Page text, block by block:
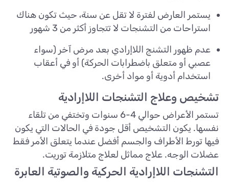
يستمر العارض لفترة لا تقل عن سنة، حيث تكون هناك
استراحات من التشنجات لا تتجاوز أكثر من 3 شهور
عدم ظهور التشنج اللاإرادي بعد مرض آخر (سواء
عصبي أو متعلق باضطرابات الحركة) أو في أعقاب
استخدام أدوية أو مواد أخرى.
تشخيص وعلاج التشنجات اللاإرادية
تستمر الأعراض حوالي 4-6 سنوات وتختفي من تلقاء
نفسها. يكون التشخيص أقل جودة في الحالات التي يكون
فيها تورط الأطراف والجسم أفضل عندما يتعلق الأمر فقط
عضلات الوجه. علاج مماثل لعلاج متلازمة توريت.
التشنجات اللاإرادية الحركية والصوتية العابرة